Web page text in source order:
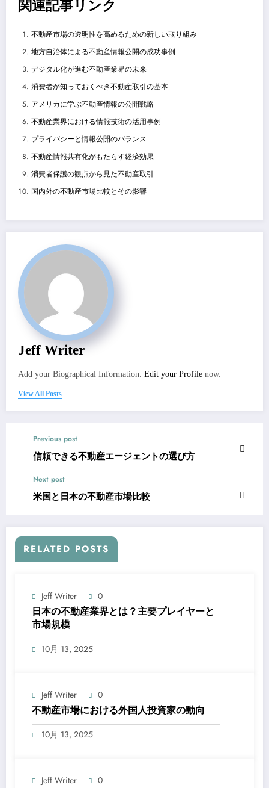
関連記事リンク
不動産市場の透明性を高めるための新しい取り組み
地方自治体による不動産情報公開の成功事例
デジタル化が進む不動産業界の未来
消費者が知っておくべき不動産取引の基本
アメリカに学ぶ不動産情報の公開戦略
不動産業界における情報技術の活用事例
プライバシーと情報公開のバランス
不動産情報共有化がもたらす経済効果
消費者保護の観点から見た不動産取引
国内外の不動産市場比較とその影響
Jeff Writer
Add your Biographical Information. Edit your Profile now.
View All Posts
Previous post
信頼できる不動産エージェントの選び方
Next post
米国と日本の不動産市場比較
RELATED POSTS
Jeff Writer 0
日本の不動産業界とは？主要プレイヤーと
市場規模
10月 13, 2025
Jeff Writer 0
不動産市場における外国人投資家の動向
10月 13, 2025
Jeff Writer 0